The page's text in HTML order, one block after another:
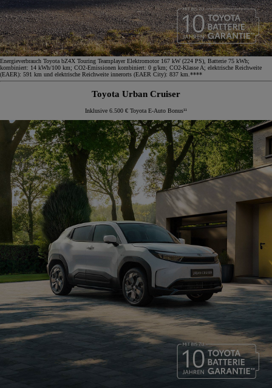
Energieverbrauch Toyota bZ4X Touring Teamplayer Elektromotor 167 kW (224 PS), Batterie 75 kWh;
kombiniert: 14 kWh/100 km; CO2-Emissionen kombiniert: 0 g/km; CO2-Klasse A; elektrische Reichweite
(EAER): 591 km und elektrische Reichweite innerorts (EAER City): 837 km.****
Toyota Urban Cruiser
Inklusive 6.500 € Toyota E-Auto Bonus¹¹